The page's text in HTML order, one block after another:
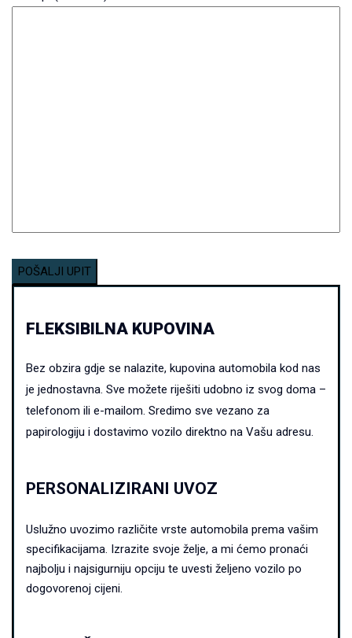
FLEKSIBILNA KUPOVINA
Bez obzira gdje se nalazite, kupovina automobila kod nas
je jednostavna. Sve možete riješiti udobno iz svog doma –
telefonom ili e-mailom. Sredimo sve vezano za
papirologiju i dostavimo vozilo direktno na Vašu adresu.
PERSONALIZIRANI UVOZ
Uslužno uvozimo različite vrste automobila prema vašim
specifikacijama. Izrazite svoje želje, a mi ćemo pronaći
najbolju i najsigurniju opciju te uvesti željeno vozilo po
dogovorenoj cijeni.